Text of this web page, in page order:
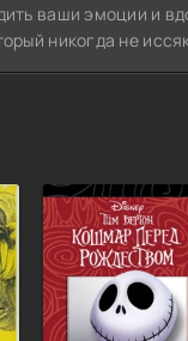
ваши эмоции и
никогда не